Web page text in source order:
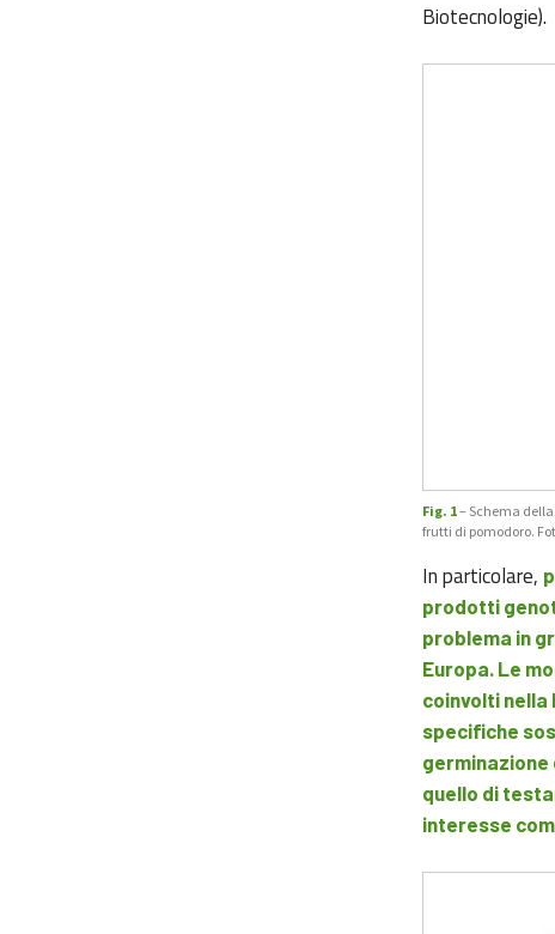
Biotecnologie).
Fig. 1– Schema
frutti di pomodoro.
In particolare,
prodotti
problema in
Europa. Le
coinvolti nella
specifiche
germinazione
quello di
interesse